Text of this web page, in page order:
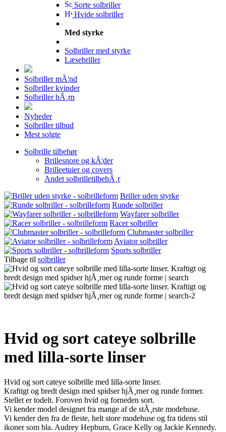
Sorte solbriller
Hvide solbriller
Med styrke
Solbriller med styrke
Læsebriller
Solbriller mÃ¦nd
Solbriller kvinder
Solbriller bÃ¸rn
Nyheder
Solbriller tilbud
Mest solgte
Solbrille tilbehør
Brillesnore og kÃ¦der
Brilleetuier og covers
Andet solbrilletilbehÃ¸r
Briller uden styrke
Runde solbriller
Wayfarer solbriller
Racer solbriller
Clubmaster solbriller
Aviator solbriller
Sports solbriller
Tilbage til solbriller
Hvid og sort cateye solbrille
med lilla-sorte linser
Hvid og sort cateye solbrille med lilla-sorte linser.
Kraftigt og bredt design med spidser hjÃ¸rner og runde former.
Stellet er todelt. Foroven hvid og forneden sort.
Vi kender model designet fra mange af de stÃ¸rste modehuse.
Vi kender den fra de fleste, helt store modehuse og fra tidens stil
ikoner som bla. Audrey Hepburn, Grace Kelly og Jackie Kennedy.